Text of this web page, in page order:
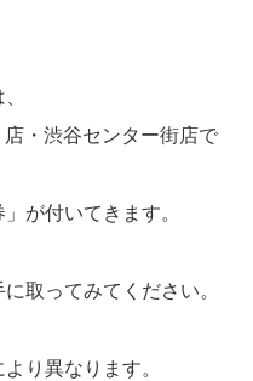
・渋谷センター街店で
が付いてきます。
取ってみてください。
り異なります。